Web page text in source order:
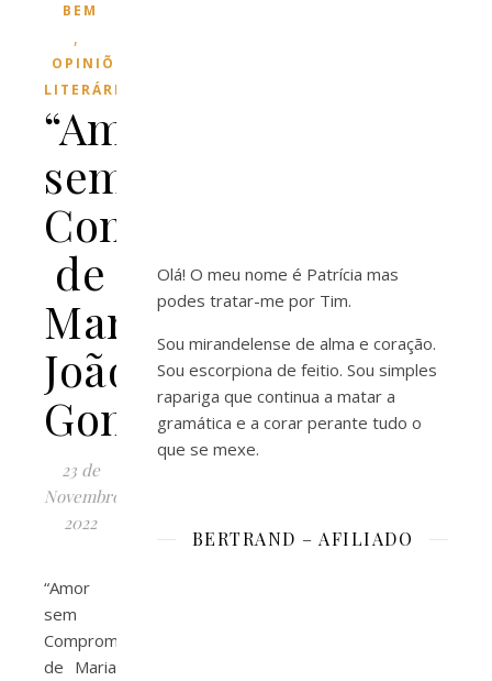
BEM
,
OPINIÕES
LITERÁRIAS
“Amor
sem
Compromisso”
de
Maria
João
Gonçalves
23 de
Novembro,
2022
“Amor
sem
Compromisso”
de Maria
Olá! O meu nome é Patrícia mas
podes tratar-me por Tim.
Sou mirandelense de alma e coração.
Sou escorpiona de feitio. Sou simples
rapariga que continua a matar a
gramática e a corar perante tudo o
que se mexe.
BERTRAND – AFILIADO